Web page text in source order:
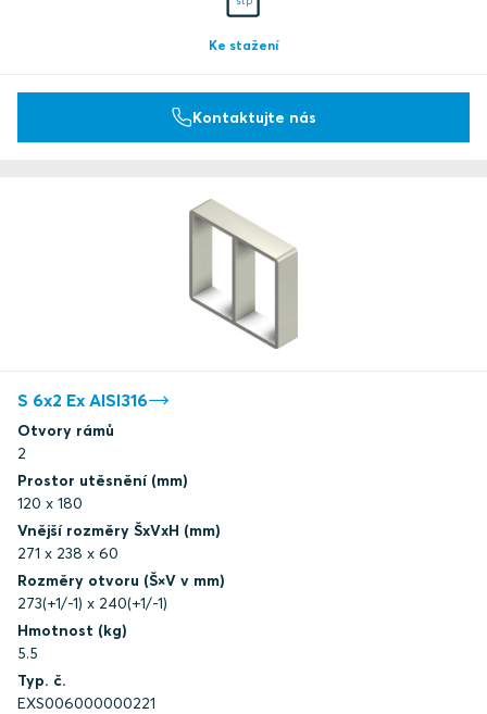
Ke stažení
Kontaktujte nás
S 6x2 Ex AISI316
Otvory rámů
2
Prostor utěsnění (mm)
120 x 180
Vnější rozměry ŠxVxH (mm)
271 x 238 x 60
Rozměry otvoru (Š×V v mm)
273(+1/-1) x 240(+1/-1)
Hmotnost (kg)
5.5
Typ. č.
EXS006000000221